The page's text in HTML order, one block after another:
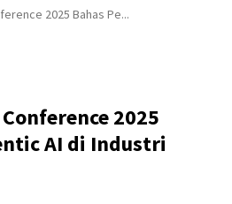
2025 Bahas Pe...
2025
AI di Industri